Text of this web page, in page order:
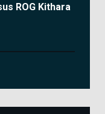
ROG Kithara